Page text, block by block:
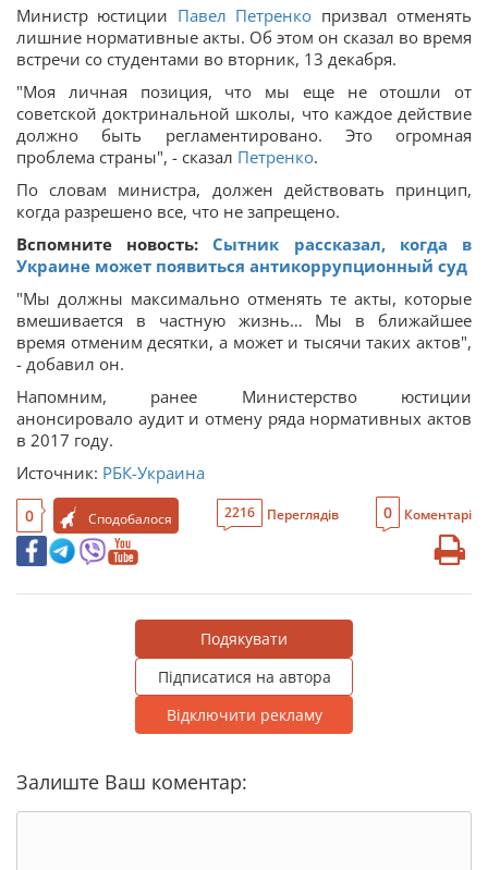
Министр юстиции Павел Петренко призвал отменять
лишние нормативные акты. Об этом он сказал во время
встречи со студентами во вторник, 13 декабря.
"Моя личная позиция, что мы еще не отошли от
советской доктринальной школы, что каждое действие
должно быть регламентировано. Это огромная
проблема страны", - сказал Петренко.
По словам министра, должен действовать принцип,
когда разрешено все, что не запрещено.
Вспомните новость: Сытник рассказал, когда в
Украине может появиться антикоррупционный суд
"Мы должны максимально отменять те акты, которые
вмешивается в частную жизнь… Мы в ближайшее
время отменим десятки, а может и тысячи таких актов",
- добавил он.
Напомним, ранее Министерство юстиции
анонсировало аудит и отмену ряда нормативных актов
в 2017 году.
Источник: РБК-Украина
0 Сподобалося 2216 Переглядів 0 Коментарі
Подякувати
Підписатися на автора
Відключити рекламу
Залиште Ваш коментар: